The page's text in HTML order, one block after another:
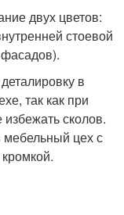
двух цветов:
стоевой
в
так как при
сколов.
мебельный цех с